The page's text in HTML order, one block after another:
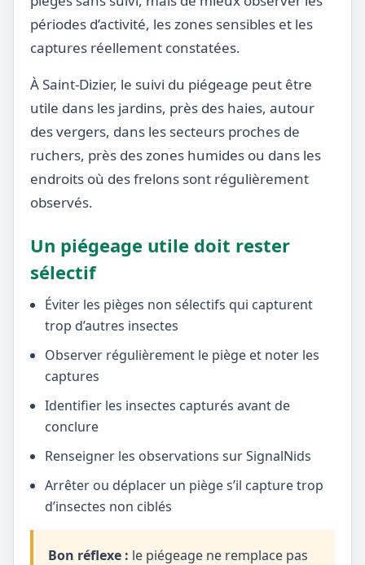
périodes d’activité, les zones sensibles et les
captures réellement constatées.
À Saint-Dizier, le suivi du piégeage peut être
utile dans les jardins, près des haies, autour
des vergers, dans les secteurs proches de
ruchers, près des zones humides ou dans les
endroits où des frelons sont régulièrement
observés.
Un piégeage utile doit rester
sélectif
Éviter les pièges non sélectifs qui capturent
trop d’autres insectes
Observer régulièrement le piège et noter les
captures
Identifier les insectes capturés avant de
conclure
Renseigner les observations sur SignalNids
Arrêter ou déplacer un piège s’il capture trop
d’insectes non ciblés
Bon réflexe : le piégeage ne remplace pas